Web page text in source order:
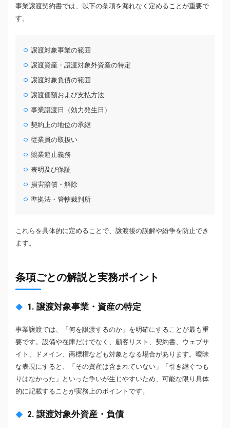
事業譲渡契約書では、以下の条項を漏れなく定めることが重要で
す。
譲渡対象事業の範囲
譲渡資産・譲渡対象外資産の特定
譲渡対象負債の範囲
譲渡価額および支払方法
事業譲渡日（効力発生日）
契約上の地位の承継
従業員の取扱い
競業避止義務
表明及び保証
損害賠償・解除
準拠法・管轄裁判所
これらを具体的に定めることで、譲渡後の誤解や紛争を防止でき
ます。
条項ごとの解説と実務ポイント
1. 譲渡対象事業・資産の特定
事業譲渡では、「何を譲渡するのか」を明確にすることが最も重
要です。設備や在庫だけでなく、顧客リスト、契約書、ウェブサ
イト、ドメイン、商標権なども対象となる場合があります。曖昧
な表現にすると、「その資産は含まれていない」「引き継ぐつも
りはなかった」といった争いが生じやすいため、可能な限り具体
的に記載することが実務上のポイントです。
2. 譲渡対象外資産・負債